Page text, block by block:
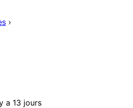
›
a 13 jours